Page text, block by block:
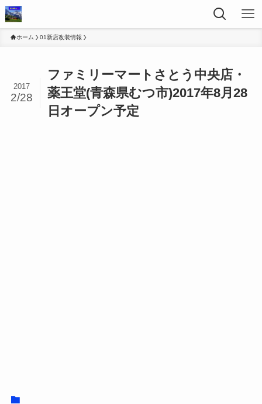
ホーム 01新店改装情報
ファミリーマートさとう中央店・
薬王堂(青森県むつ市)2017年8月28
日オープン予定
2017
2/28